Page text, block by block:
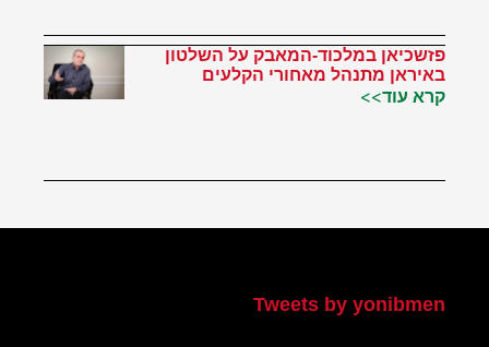
פזשכיאן במלכוד-המאבק על השלטון
באיראן מתנהל מאחורי הקלעים
קרא עוד>>
Tweets by yonibmen